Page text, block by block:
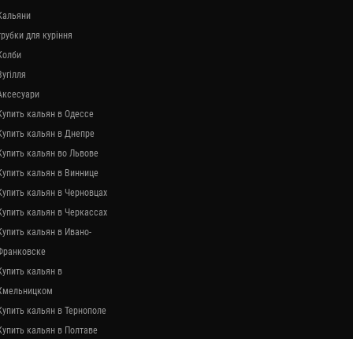
для куріння
кальян в Одессе
кальян в Днепре
кальян во Львове
кальян в Виннице
кальян в Черновцах
кальян в Черкассах
кальян в Ивано-
кальян в
кальян в Тернополе
кальян в Полтаве